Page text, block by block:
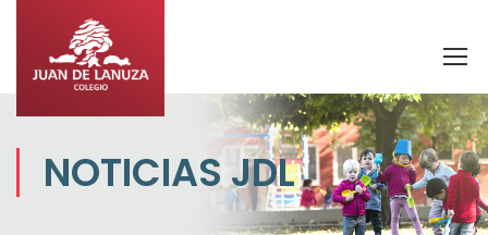
NOTICIAS JDL